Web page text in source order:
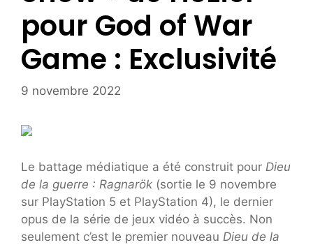
pour God of War
Game : Exclusivité
9 novembre 2022
Le battage médiatique a été construit pour Dieu
de la guerre : Ragnarök (sortie le 9 novembre
sur PlayStation 5 et PlayStation 4), le dernier
opus de la série de jeux vidéo à succès. Non
seulement c’est le premier nouveau Dieu de la